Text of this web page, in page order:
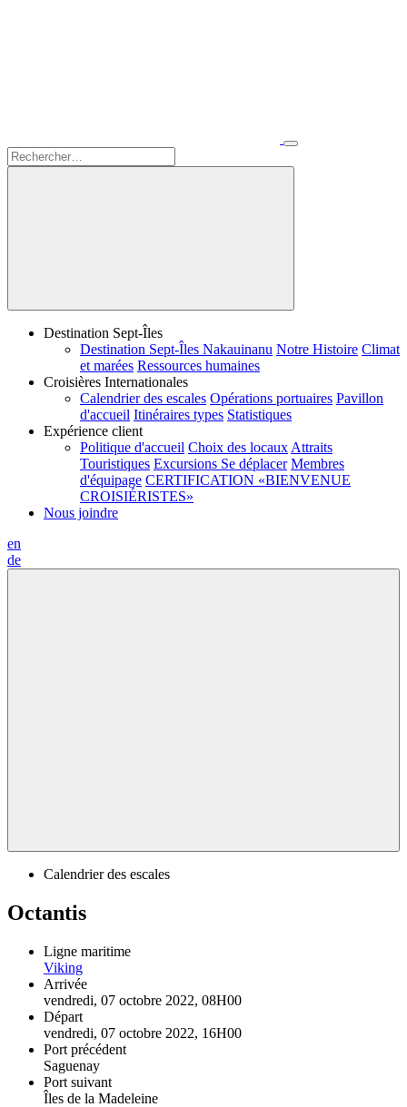
Destination Sept-Îles
Destination Sept-Îles Nakauinanu Notre Histoire Climat
et marées Ressources humaines
Croisières Internationales
Calendrier des escales Opérations portuaires Pavillon
d'accueil Itinéraires types Statistiques
Expérience client
Politique d'accueil Choix des locaux Attraits
Touristiques Excursions Se déplacer Membres
d'équipage CERTIFICATION «BIENVENUE
CROISIÉRISTES»
Nous joindre
en
de
Calendrier des escales
Octantis
Ligne maritime
Viking
Arrivée
vendredi, 07 octobre 2022, 08H00
Départ
vendredi, 07 octobre 2022, 16H00
Port précédent
Saguenay
Port suivant
Îles de la Madeleine